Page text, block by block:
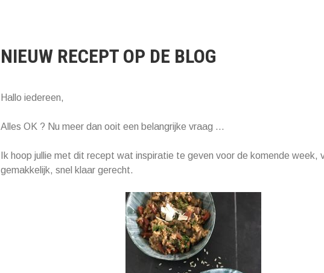
NIEUW RECEPT OP DE BLOG
Hallo iedereen,
Alles OK ? Nu meer dan ooit een belangrijke vraag …
Ik hoop jullie met dit recept wat inspiratie te geven voor de komende week,
gemakkelijk, snel klaar gerecht.